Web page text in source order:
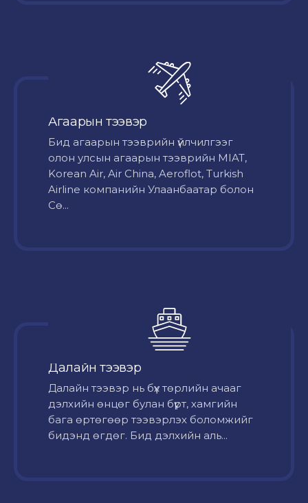
Агаарын тээвэр
Бид агаарын тээврийн үйлчилгээг
олон улсын агаарын тээврийн MIAT,
Korean Air, Air China, Aeroflot, Turkish
Airline компанийн Улаанбаатар болон
Сө...
Далайн тээвэр
Далайн тээвэр нь бүх төрлийн ачааг
дэлхийн өнцөг булан бүрт, хамгийн
бага өртөгөөр тээвэрлэх боломжийг
бидэнд өгдөг. Бид дэлхийн аль...